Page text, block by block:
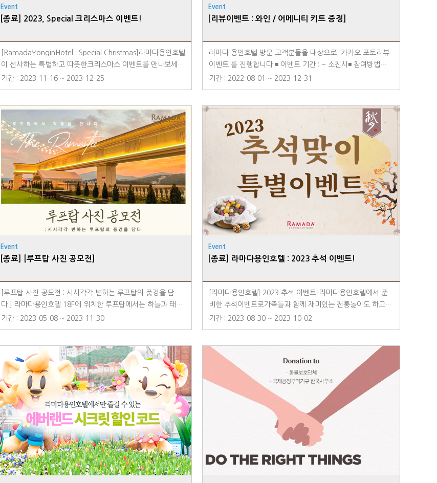
Event
[종료] 2023, Special 크리스마스 이벤트!
[RamadaYonginHotel : Special Christmas]라마다용인호텔
이 선사하는 특별하고 따뜻한크리스마스 이벤트를 만나보세요
★ EVENT.1 달콤한 초콜릿 선물 (with. 산타)라마다용인호텔
에 산타가 찾아왔어요! 산타가 준비한 달콤한 초콜릿 선물을
~!▪ 일시 : 12/24(일) 15:00~19:00▪ 장소 : 1F 호텔 로비★EV
ENT.2 똑똑똑! 메리 크리스마스소중한 우리 아이들을 위해 준
비한 산타 선물 배달 이벤트!선물을 미리 프론트에 접수해주시
면 객실로 산타가 선물과 함께 찾아갑니다▪ 일시 : 12/24(일)
21:00~22:00▪ 선착순 10팀 (사전예약 必)★EVENT.3 2023,
크리스마스 특선뷔페12월 23일~24일에만 만날 수 있는 특별
한 크리스마스 디너뷔페!대방어, 대게, LA갈비, 양다리 카빙
스테이션 그리고 크리스마스 특별 디저트까지 #70여가지의 특
선 뷔페를 만나보세요▪ 일시 : 12/23(토)~24(일) 1부) 17:00~
19:00 2부) 19:30~21:30*네이버 예약 가능◆호텔 로비에 장
식된 크리스마스 트리 포토존에서 특별한 추억을 남기는 것도
adayongin.com
기간 : 2023-11-16 ~ 2023-12-25
Event
[리뷰이벤트 : 와인 / 어메니티 키트 증정]
라마다 용인호텔 방문 고객분들을 대상으로 '카카오 포토리뷰
이벤트'를 진행합니다.◾ 이벤트 기간 : ~ 소진시◾ 참여방법①
호텔 방문 시 '라마다용인호텔'에 정성이 담긴 포토리뷰와 별
점 5개를 작성해주세요.② 작성하신 후 프론트 직원에게 보여
어메니티 키트 5종 中 1병을 선물로 드립니다.◾ 유의사항 : 본
이벤트는 중복 참여가 불가합니다.
기간 : 2022-08-01 ~ 2023-12-31
Event
[종료] [루프탑 사진 공모전]
[루프탑 사진 공모전 ; 시시각각 변하는 루프탑의 풍경을 담
다.] 라마다용인호텔 18F에 위치한 루프탑에서는 하늘과 태양,
구름과 바람이 어우러져 시시각각 변하는 풍경을 경험할 수 있
습니다. 루프탑에 올라 내가 가장 눈에 담고 싶은 장면을 촬영
박 무료숙박권(2명)을 경품으로 드립니다. 자세한 내용은 공모
전 포스터를 참고해주세요. 고객님들의 많은 참여 부탁드립니
다.
기간 : 2023-05-08 ~ 2023-11-30
Event
[종료] 라마다용인호텔 : 2023 추석 이벤트!
[라마다용인호텔] 2023 추석 이벤트!라마다용인호텔에서 준
비한 추석이벤트로가족들과 함께 재미있는 전통놀이도 하고,
국악 공연도 즐기고추석에만 즐길 수 있는 별미 음식으로 한
층 더 풍성하고 재미있는 추석을 보내보세요. 1. 국악 4중주 공
특선 조/석식 뷔페메뉴 : 송편, 모듬전, 황태찜, 통돼지 바비큐
등일시 : 9월 29일(금)~9월 30일(토) 조/석식 뷔페※ 조/석식
에 따라 메뉴가 상이할 수 있습니다.3. 루프탑 전통놀이 / 초대
형 보름달 포토존일시 : 9월 28일(목) ~10월 1일(일)장소 : 18
기간 : 2023-08-30 ~ 2023-10-02